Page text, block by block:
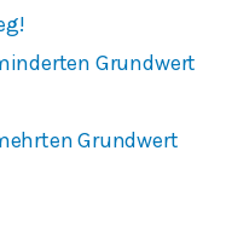
Grundwert
Grundwert